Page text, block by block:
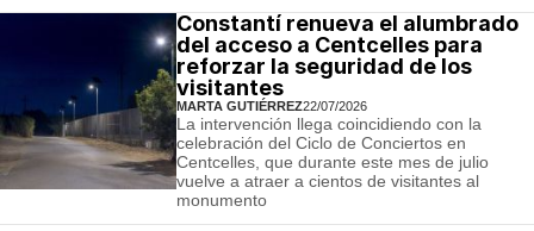
Constantí renueva el alumbrado
del acceso a Centcelles para
reforzar la seguridad de los
visitantes
MARTA GUTIÉRREZ22/07/2026
La intervención llega coincidiendo con la
celebración del Ciclo de Conciertos en
Centcelles, que durante este mes de julio
vuelve a atraer a cientos de visitantes al
monumento